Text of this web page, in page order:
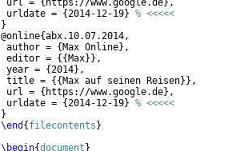
url = { https://www.google.de} ,
urldate = {2014-12-19} % <<<<<
}
@online{abx.10.07.2014,
author = { Max Online} ,
editor = {{ Max}} ,
year = {2014} ,
title = {{ Max auf seinen Reisen}} ,
url = { https://www.google.de} ,
urldate = {2014-12-19} % <<<<<
}
\end { filecontents }
\begin{document }